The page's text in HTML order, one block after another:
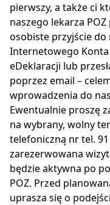
pierwszy, a także ci
naszego lekarza
osobiste przyjście do
Internetowego Konta
eDeklaracji lub
poprzez email –
wprowadzenia do
Ewentualnie proszę
na wybrany, wolny
telefoniczną nr tel.
zarezerwowana
będzie aktywna po
POZ. Przed
uprasza się o